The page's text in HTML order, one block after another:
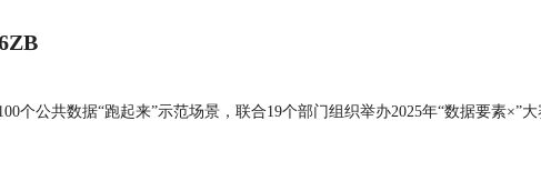
个公共数据“跑起来”示范场景，联合19个部门组织举办2025年“数据要素×”大